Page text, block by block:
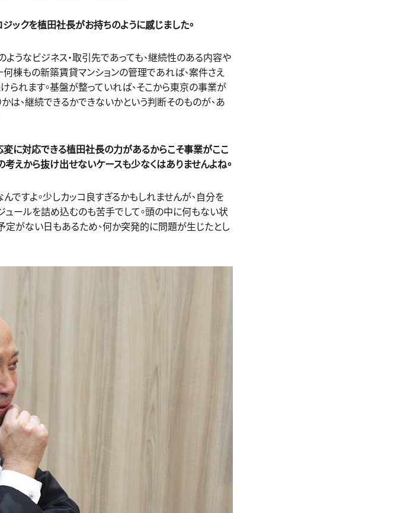
ックを植田社長がお持ちのように感じました。
うなビジネス・取引先であっても、継続性のある内容や
棟もの新築賃貸マンションの管理であれば、案件さえ
れます。基盤が整っていれば、そこから東京の事業が
は、継続できるかできないかという判断そのものが、あ
に対応できる植田社長の力があるからこそ事業がここ
考えから抜け出せないケースも少なくはありませんよね。
ですよ。少しカッコ良すぎるかもしれませんが、自分を
ュールを詰め込むのも苦手でして。頭の中に何もない状
定がない日もあるため、何か突発的に問題が生じたとし